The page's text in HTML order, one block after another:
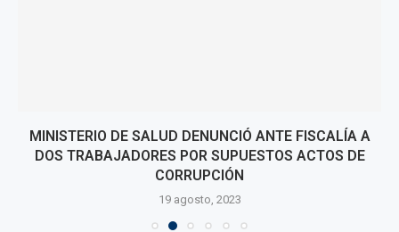
MINISTERIO DE SALUD DENUNCIÓ ANTE FISCALÍA A
DOS TRABAJADORES POR SUPUESTOS ACTOS DE
CORRUPCIÓN
19 agosto, 2023